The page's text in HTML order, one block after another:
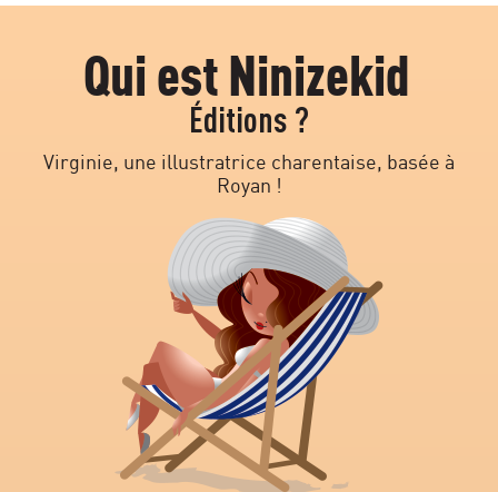
Qui est Ninizekid
Éditions ?
Virginie, une illustratrice charentaise, basée à
Royan !